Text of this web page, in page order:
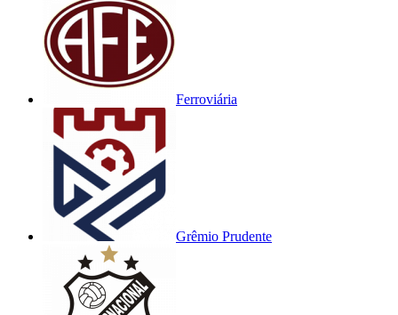
Ferroviária
Grêmio Prudente